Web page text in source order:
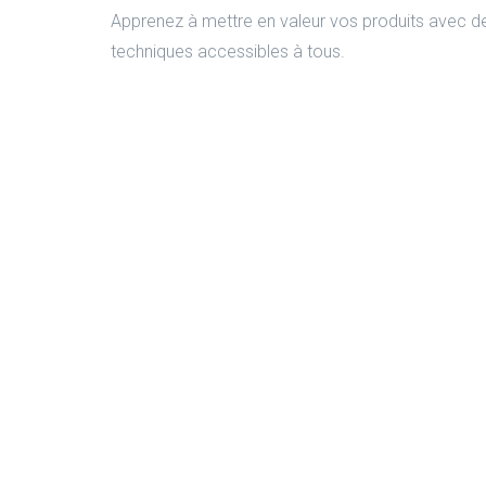
Apprenez à mettre en valeur vos produits avec
techniques accessibles à tous.